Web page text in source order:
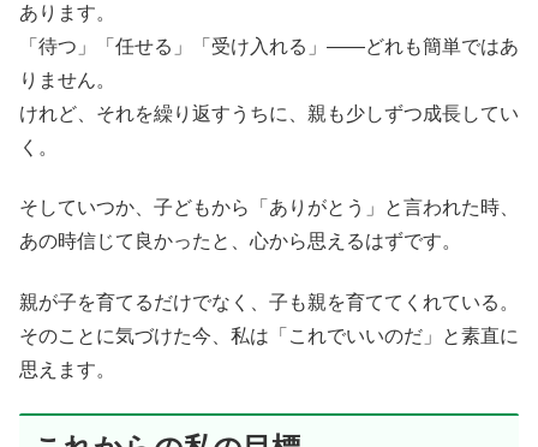
あります。
「待つ」「任せる」「受け入れる」——どれも簡単ではあ
りません。
けれど、それを繰り返すうちに、親も少しずつ成長してい
く。
そしていつか、子どもから「ありがとう」と言われた時、
あの時信じて良かったと、心から思えるはずです。
親が子を育てるだけでなく、子も親を育ててくれている。
そのことに気づけた今、私は「これでいいのだ」と素直に
思えます。